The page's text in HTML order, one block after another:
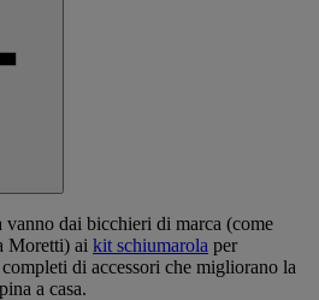
vanno dai bicchieri di marca (come
Moretti) ai kit schiumarola per
di accessori che migliorano la
a casa.